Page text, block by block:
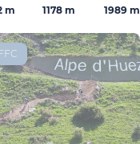
m 1178 m 1989 m